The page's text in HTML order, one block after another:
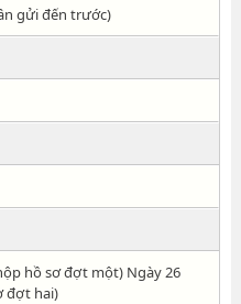
gửi đến trước)
hồ sơ đợt một) Ngày 26
đợt hai)